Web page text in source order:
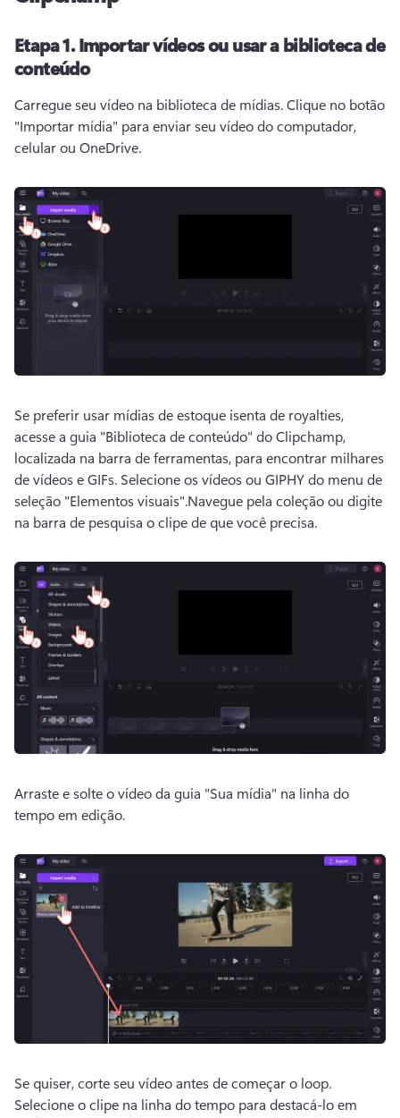
Etapa 1.Importar vídeos ou usar a biblioteca de
conteúdo
Carregue seu vídeo na biblioteca de mídias. Clique no botão
"Importar mídia" para enviar seu vídeo do computador,
celular ou OneDrive.
Se preferir usar mídias de estoque isenta de royalties,
acesse a guia "Biblioteca de conteúdo" do Clipchamp,
localizada na barra de ferramentas, para encontrar milhares
de vídeos e GIFs. Selecione os vídeos ou GIPHY do menu de
seleção "Elementos visuais".Navegue pela coleção ou digite
na barra de pesquisa o clipe de que você precisa.
Arraste e solte o vídeo da guia "Sua mídia" na linha do
tempo em edição.
Selecione o clipe na linha do tempo para destacá-lo em